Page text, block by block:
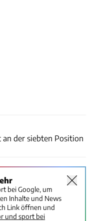
der siebten Position
bei Google, um
Inhalte und News
Link öffnen und
und sport bei